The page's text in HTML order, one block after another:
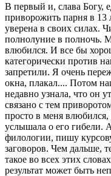
В первый и, слава Богу,
приворожить парня в
уверена в своих силах.
полнолуние в полночь.
влюбился. И все бы
категорически против
запретили. Я очень
окна, плакал.... Потом
недавно узнала, что он
связано с тем
просто в меня влюбился,
услышала о его гибели.
филологии, пишу
заговоров. Чем дальше,
такое во всех этих
результат может быть